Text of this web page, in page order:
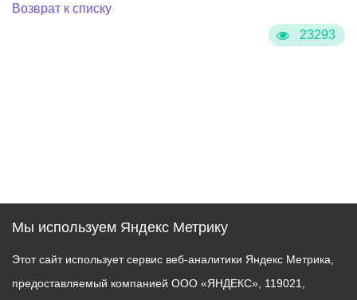
23293
Возврат к списку
Мы используем Яндекс Метрику
Этот сайт использует сервис веб-аналитики Яндекс Метрика,
предоставляемый компанией ООО «ЯНДЕКС», 119021,